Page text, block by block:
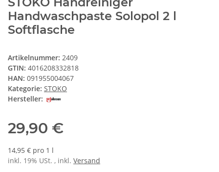
Handwaschpaste Solopol 2 l
Softflasche
Artikelnummer: 2409
GTIN: 4016208332818
HAN: 091955004067
Kategorie: STOKO
Hersteller:
29,90 €
14,95 € pro 1 l
inkl. 19% USt. , inkl. Versand